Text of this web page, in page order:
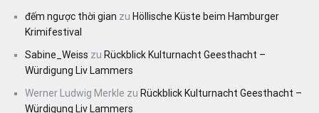
đếm ngược thời gian zu Höllische Küste beim Hamburger
Krimifestival
Sabine_Weiss zu Rückblick Kulturnacht Geesthacht –
Würdigung Liv Lammers
Werner Ludwig Merkle zu Rückblick Kulturnacht Geesthacht –
Würdigung Liv Lammers